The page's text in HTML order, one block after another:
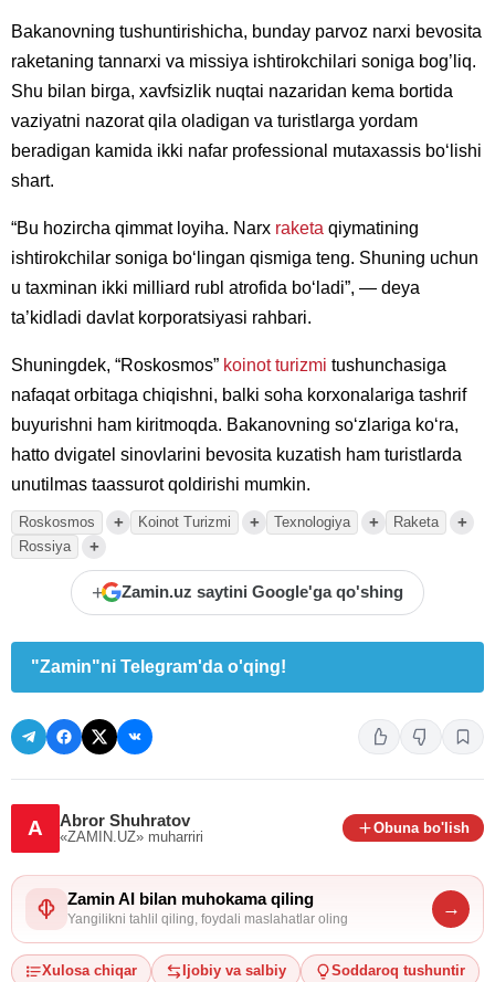
Bakanovning tushuntirishicha, bunday parvoz narxi bevosita
raketaning tannarxi va missiya ishtirokchilari soniga bog’liq.
Shu bilan birga, xavfsizlik nuqtai nazaridan kema bortida
vaziyatni nazorat qila oladigan va turistlarga yordam
beradigan kamida ikki nafar professional mutaxassis bo‘lishi
shart.
“Bu hozircha qimmat loyiha. Narx raketa qiymatining
ishtirokchilar soniga bo‘lingan qismiga teng. Shuning uchun
u taxminan ikki milliard rubl atrofida bo‘ladi”, — deya
ta’kidladi davlat korporatsiyasi rahbari.
Shuningdek, “Roskosmos” koinot turizmi tushunchasiga
nafaqat orbitaga chiqishni, balki soha korxonalariga tashrif
buyurishni ham kiritmoqda. Bakanovning so‘zlariga ko‘ra,
hatto dvigatel sinovlarini bevosita kuzatish ham turistlarda
unutilmas taassurot qoldirishi mumkin.
Roskosmos + Koinot Turizmi + Texnologiya + Raketa +
Rossiya +
+ Zamin.uz saytini Google'ga qo'shing
"Zamin"ni Telegram'da o'qing!
A Abror Shuhratov
«ZAMIN.UZ» muharriri
Obuna bo'lish
Zamin AI bilan muhokama qiling
Yangilikni tahlil qiling, foydali maslahatlar oling
→
Xulosa chiqar Ijobiy va salbiy Soddaroq tushuntir